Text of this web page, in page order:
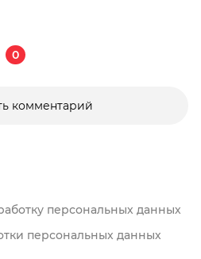
0
комментарий
персональных данных
персональных данных